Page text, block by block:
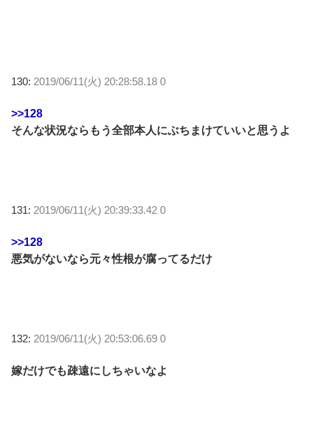
130: 2019/06/11(火) 20:28:58.18 0
>>128
そんな状況ならもう全部本人にぶちまけていいと思うよ
131: 2019/06/11(火) 20:39:33.42 0
>>128
悪気がないなら元々性根が腐ってるだけ
132: 2019/06/11(火) 20:53:06.69 0
嫁だけでも疎遠にしちゃいなよ